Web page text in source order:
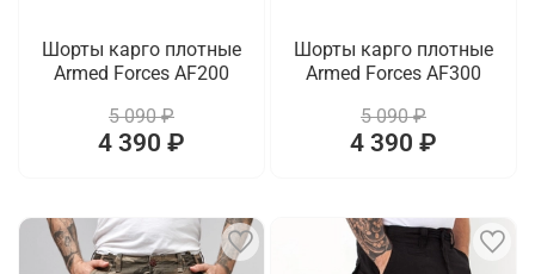
Шорты карго плотные
Armed Forces AF200
5 090 ₽
4 390 ₽
Шорты карго плотные
Armed Forces AF300
5 090 ₽
4 390 ₽